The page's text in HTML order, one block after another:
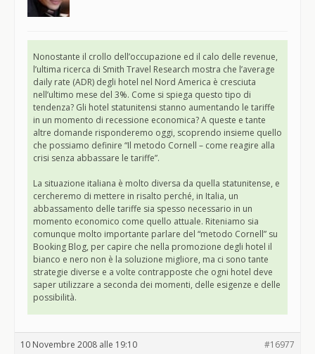
Nonostante il crollo dell’occupazione ed il calo delle revenue,
l’ultima ricerca di Smith Travel Research mostra che l’average
daily rate (ADR) degli hotel nel Nord America è cresciuta
nell’ultimo mese del 3%. Come si spiega questo tipo di
tendenza? Gli hotel statunitensi stanno aumentando le tariffe
in un momento di recessione economica? A queste e tante
altre domande risponderemo oggi, scoprendo insieme quello
che possiamo definire “Il metodo Cornell – come reagire alla
crisi senza abbassare le tariffe”.
La situazione italiana è molto diversa da quella statunitense, e
cercheremo di mettere in risalto perché, in Italia, un
abbassamento delle tariffe sia spesso necessario in un
momento economico come quello attuale. Riteniamo sia
comunque molto importante parlare del “metodo Cornell” su
Booking Blog, per capire che nella promozione degli hotel il
bianco e nero non è la soluzione migliore, ma ci sono tante
strategie diverse e a volte contrapposte che ogni hotel deve
saper utilizzare a seconda dei momenti, delle esigenze e delle
possibilità.
10 Novembre 2008 alle 19:10 #16977